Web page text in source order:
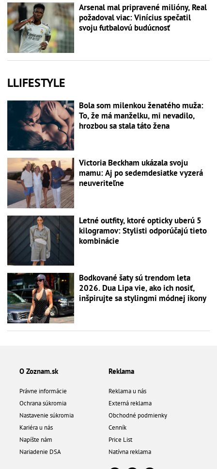
Arsenal mal pripravené milióny, Real
požadoval viac: Vinícius spečatil
svoju futbalovú budúcnosť
LLIFESTYLE
Bola som milenkou ženatého muža:
To, že má manželku, mi nevadilo,
hrozbou sa stala táto žena
Victoria Beckham ukázala svoju
mamu: Aj po sedemdesiatke vyzerá
neuveriteľne
Letné outfity, ktoré opticky uberú 5
kilogramov: Stylisti odporúčajú tieto
kombinácie
Bodkované šaty sú trendom leta
2026. Dua Lipa vie, ako ich nosiť,
inšpirujte sa stylingmi módnej ikony
O Zoznam.sk
Právne informácie
Ochrana súkromia
Nastavenie súkromia
Kariéra u nás
Napíšte nám
Nariadenie DSA
Reklama
Reklama u nás
Externá reklama
Obchodné podmienky
Cenník
Price List
Natívna reklama